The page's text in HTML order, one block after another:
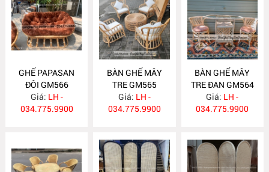
GHẾ PAPASAN
ĐÔI GM566
Giá: LH -
034.775.9900
BÀN GHẾ MÂY
TRE GM565
Giá: LH -
034.775.9900
BÀN GHẾ MÂY
TRE ĐAN GM564
Giá: LH -
034.775.9900